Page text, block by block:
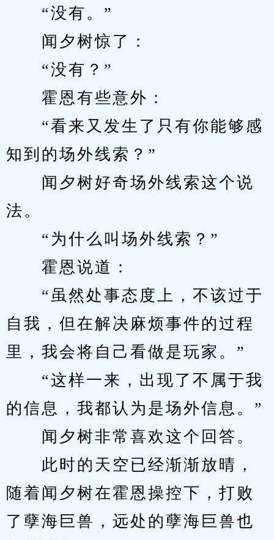
“没有。”
闻夕树惊了：
“没有？”
霍恩有些意外：
“看来又发生了只有你能够感
知到的场外线索？”
闻夕树好奇场外线索这个说
法。
“为什么叫场外线索？”
霍恩说道：
“虽然处事态度上，不该过于
自我，但在解决麻烦事件的过程
里，我会将自己看做是玩家。”
“这样一来，出现了不属于我
的信息，我都认为是场外信息。”
闻夕树非常喜欢这个回答。
此时的天空已经渐渐放晴，
随着闻夕树在霍恩操控下，打败
了孽海巨兽，远处的孽海巨兽也